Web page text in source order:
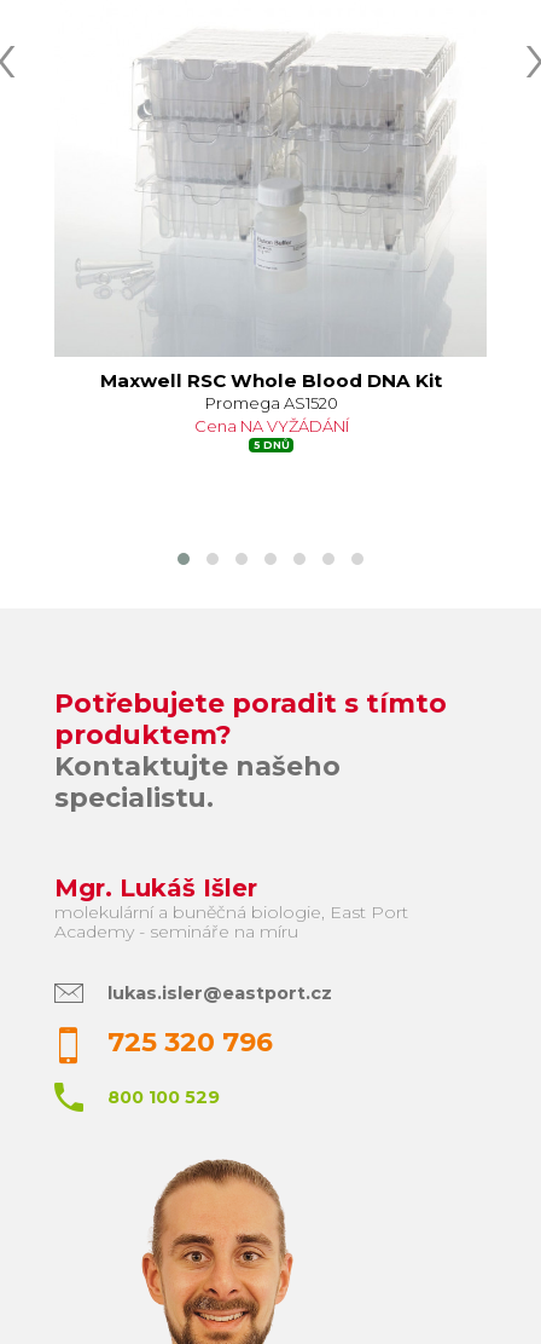
Maxwell RSC Whole Blood DNA Kit
Promega AS1520
Cena NA VYŽÁDÁNÍ
5 DNŮ
Potřebujete poradit s tímto
produktem?
Kontaktujte našeho
specialistu.
Mgr. Lukáš Išler
molekulární a buněčná biologie, East Port
Academy - semináře na míru
lukas.isler@eastport.cz
725 320 796
800 100 529